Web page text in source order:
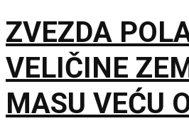
ZVEZDA
VELIČINE
MASU VEĆU